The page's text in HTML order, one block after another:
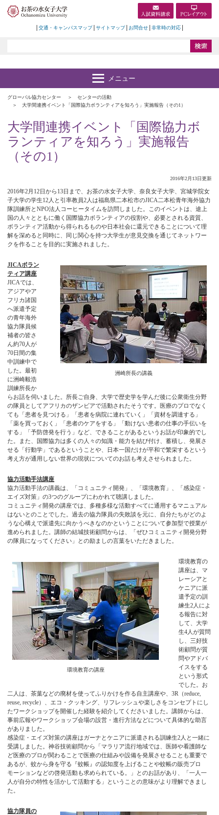
交通・キャンパスマップ サイトマップ お問合せ 非常時の対応
グローバル協力センター
センターの活動
大学間連携イベント「国際協力ボランティアを知ろう」実施報告（その1）
大学間連携イベント「国際協力ボ
ランティアを知ろう」実施報告
（その1）
2016年2月13日更新
2016年2月12日から13日まで、お茶の水女子大学、奈良女子大学、宮城学院女
子大学の学生12人と引率教員2人は福島県二本松市のJICA二本松青年海外協力
隊訓練所とNPO法人コーヒータイムを訪問しました。このイベントは、途上
国の人々とともに働く国際協力ボランティアの役割や、必要とされる資質、
ボランティア活動から得られるものや日本社会に還元できることについて理
解を深めると同時に、同じ関心を持つ大学生が意見交換を通じてネットワー
クを作ることを目的に実施されました。
洲崎所長の講義
JICAボラン
ティア講座
JICAでは、
アジアやア
フリカ諸国
へ派遣予定
の青年海外
協力隊員候
補者の皆さ
ん約70人が
70日間の集
中訓練中で
した。最初
に洲崎毅浩
訓練所長か
らお話を伺いました。所長ご自身、大学で歴史学を学んだ後に公衆衛生分野
の隊員としてアフリカのザンビアで活動されたそうです。医療のプロでなく
ても「患者を見つける」「患者を病院に連れていく」「資材を調達する」
「薬を買っておく」「患者のケアをする」「動けない患者の仕事の手伝いを
する」「予防啓発を行う」など、できることがあるというお話が印象的でし
た。また、国際協力は多くの人々の知識・能力を結び付け、蓄積し、発展さ
せる「行動学」であるということや、日本一国だけが平和で繁栄するという
考え方が通用しない世界の現状についてのお話も考えさせられました。
協力活動手法講座
協力活動手法の講義は、「コミュニティ開発」、「環境教育」、「感染症・
エイズ対策」の3つのグループにわかれて聴講しました。
コミュニティ開発の講座では、多種多様な活動すべてに通用するマニュアル
はないとのことでした。過去の協力隊員の失敗談を元に、自分たちがどのよ
うな心構えで派遣先に向かうべきなのかということについて参加型で授業が
進められました。講師の結城技術顧問からは、「ぜひコミュニティ開発分野
の隊員になってください」との励ましの言葉をいただきました。
環境教育の講座
環境教育の
講座は、マ
レーシアと
ケニアに派
遣予定の訓
練生2人によ
る報告に対
して、大学
生4人が質問
し、三好技
術顧問が質
問やアドバ
イスをする
という形式
でした。お
二人は、茶葉などの廃材を使ってふりかけを作る自主講座や、3R（reduce,
reuse, recycle）、エコ・クッキング、リフレッシュや楽しさをコンセプトにし
たワークショップを開催した経験を紹介してくださいました。講師からは、
事前広報やワークショップ会場の設営・進行方法などについて具体的な助言
がありました。
感染症・エイズ対策の講座はガーナとケニアに派遣される訓練生2人と一緒に
受講しました。神谷技術顧問から「マラリア流行地域では、医師や看護師な
ど医療のプロが関わることで医療の仕組みや設備を発展させることも重要で
あるが、蚊から身を守る『蚊帳』の認知度を上げることや蚊帳の販売プロ
モーションなどの啓発活動も求められている。」とのお話があり、「一人一
人が自分の特性を活かして活動する」ということの意味がより理解できまし
た。
協力隊員の